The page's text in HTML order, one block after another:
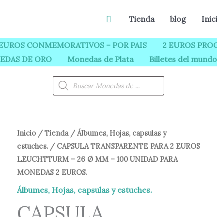
BuscarTienda blog
CONMEMORATIVOS – POR PAIS 2 EUROS
DE ORO Monedas de Plata Billetes del mundo
Búsqueda
de
productos
Inicio/Tienda/Álbumes, Hojas, capsulas y
estuches./ CAPSULA TRANSPARENTE PARA 2 EUROS
LEUCHTTURM – 26 Ø MM – 100 UNIDAD PARA
MONEDAS 2 EUROS.
Álbumes, Hojas, capsulas y estuches.
El
precio
original
El
precio
CAPSULA
TRANSPARENTE
PARA
2
EUROS
LEUCHTTURM